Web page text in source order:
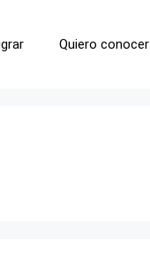
Quiero conocer